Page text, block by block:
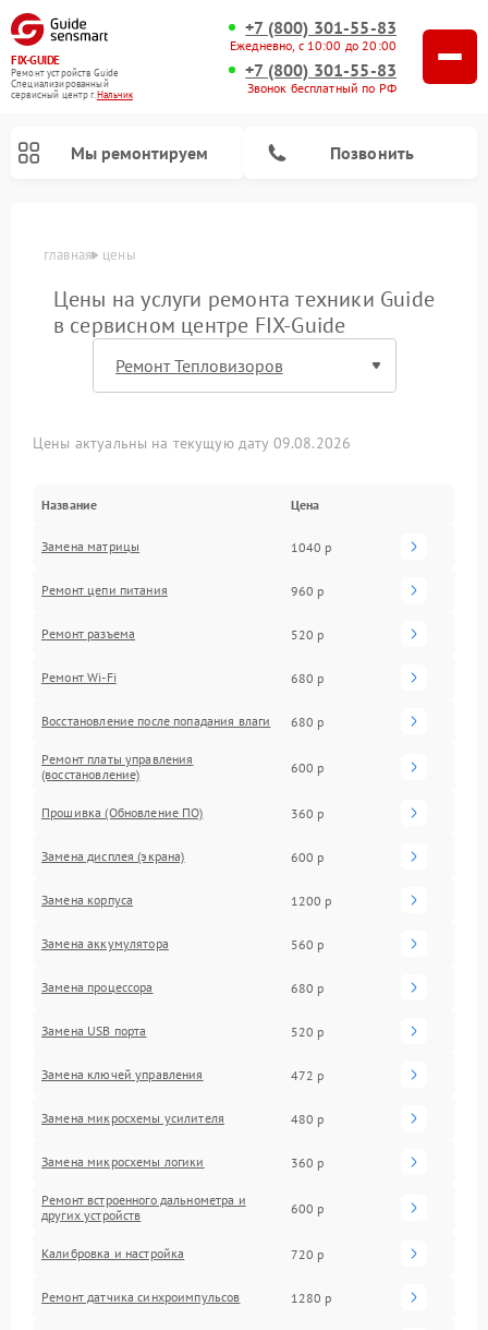
FIX-GUIDE
Ремонт устройств Guide
Специализированный
cервисный центр г.Нальчик
+7 (800) 301-55-83
Ежедневно, с 10:00 до 20:00
+7 (800) 301-55-83
Звонок бесплатный по РФ
Мы ремонтируем Позвонить
главная цены
Цены на услуги ремонта техники Guide
в сервисном центре FIX-Guide
Цены актуальны на текущую дату 09.08.2026
Название Цена
Замена матрицы 1040 р
Ремонт цепи питания 960 р
Ремонт разъема 520 р
Ремонт Wi-Fi 680 р
Восстановление после попадания влаги 680 р
Ремонт платы управления
(восстановление)
600 р
Прошивка (Обновление ПО) 360 р
Замена дисплея (экрана) 600 р
Замена корпуса 1200 р
Замена аккумулятора 560 р
Замена процессора 680 р
Замена USB порта 520 р
Замена ключей управления 472 р
Замена микросхемы усилителя 480 р
Замена микросхемы логики 360 р
Ремонт встроенного дальнометра и
других устройств
600 р
Калибровка и настройка 720 р
Ремонт датчика синхроимпульсов 1280 р